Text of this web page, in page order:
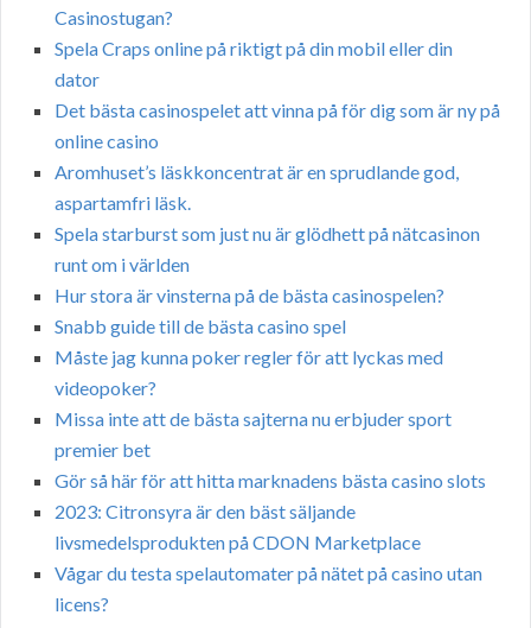
Casinostugan?
Spela Craps online på riktigt på din mobil eller din
dator
Det bästa casinospelet att vinna på för dig som är ny på
online casino
Aromhuset’s läskkoncentrat är en sprudlande god,
aspartamfri läsk.
Spela starburst som just nu är glödhett på nätcasinon
runt om i världen
Hur stora är vinsterna på de bästa casinospelen?
Snabb guide till de bästa casino spel
Måste jag kunna poker regler för att lyckas med
videopoker?
Missa inte att de bästa sajterna nu erbjuder sport
premier bet
Gör så här för att hitta marknadens bästa casino slots
2023: Citronsyra är den bäst säljande
livsmedelsprodukten på CDON Marketplace
Vågar du testa spelautomater på nätet på casino utan
licens?